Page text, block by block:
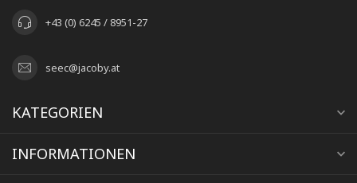
+43 (0) 6245 / 8951-27
seec@jacoby.at
KATEGORIEN
INFORMATIONEN